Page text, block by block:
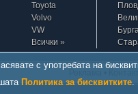
Toyota
Volvo
VW
Всички »
с употребата на
Политика за бисквитките.